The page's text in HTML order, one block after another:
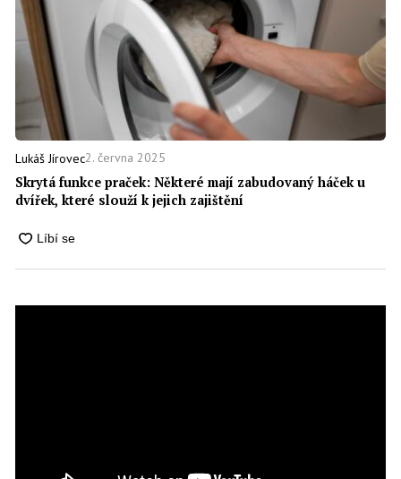
Lukáš Jírovec2. června 2025
Skrytá funkce praček: Některé mají zabudovaný háček u
dvířek, které slouží k jejich zajištění